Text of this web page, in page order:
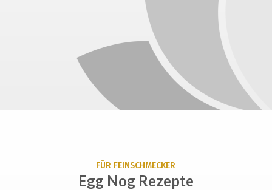
FÜR FEINSCHMECKER
Egg Nog Rezepte